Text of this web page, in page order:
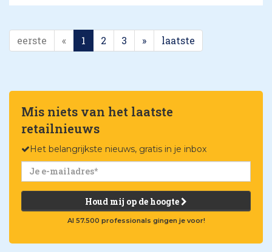
eerste « 1 2 3 » laatste
Mis niets van het laatste
retailnieuws
Het belangrijkste nieuws, gratis in je inbox
Houd mij op de hoogte
Al 57.500 professionals gingen je voor!